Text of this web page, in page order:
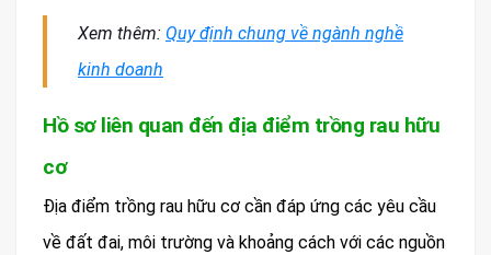
Xem thêm: Quy định chung về ngành nghề
kinh doanh
Hồ sơ liên quan đến địa điểm trồng rau hữu
cơ
Địa điểm trồng rau hữu cơ cần đáp ứng các yêu cầu
về đất đai, môi trường và khoảng cách với các nguồn